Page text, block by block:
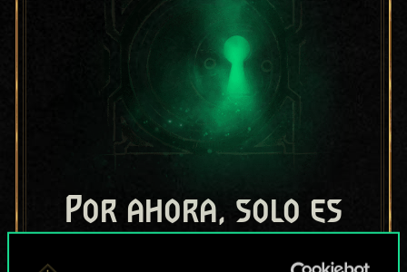
Por ahora, solo es